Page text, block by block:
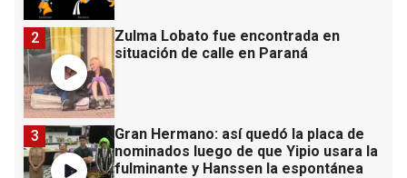
Zulma Lobato fue encontrada en
situación de calle en Paraná
2
Gran Hermano: así quedó la placa de
nominados luego de que Yipio usara la
fulminante y Hanssen la espontánea
3